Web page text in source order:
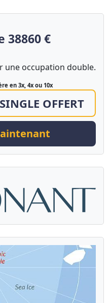
38860 €
une occupation double.
en 3x, 4x ou 10x
OFFERT